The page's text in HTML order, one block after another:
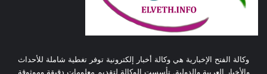
وكالة الفتح الإخبارية هي وكالة أخبار إلكترونية توفر تغطية شاملة للأحداث
والأخبار العربية والدولية. تأسست الوكالة لتقديم معلومات دقيقة وموثوقة